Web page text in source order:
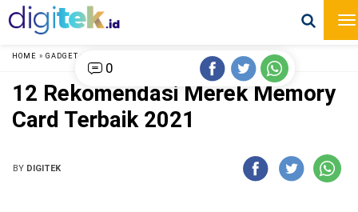
HOME » GADGET »
12 Rekomendasi Merek Memory
Card Terbaik 2021
BY DIGITEK
0